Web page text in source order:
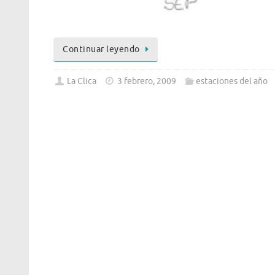
Continuar leyendo
La Clica 3 febrero, 2009 estaciones del año